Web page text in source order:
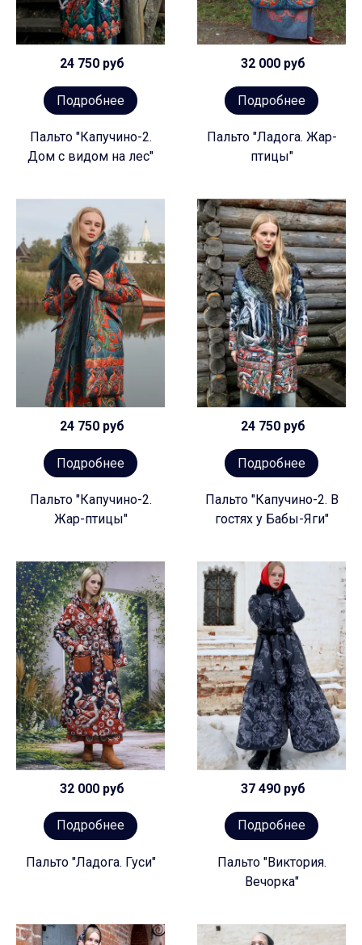
24 750 руб
Подробнее
Пальто "Капучино-2.
Дом с видом на лес"
32 000 руб
Подробнее
Пальто "Ладога. Жар-
птицы"
24 750 руб
Подробнее
Пальто "Капучино-2.
Жар-птицы"
24 750 руб
Подробнее
Пальто "Капучино-2. В
гостях у Бабы-Яги"
32 000 руб
Подробнее
Пальто "Ладога. Гуси"
37 490 руб
Подробнее
Пальто "Виктория.
Вечорка"